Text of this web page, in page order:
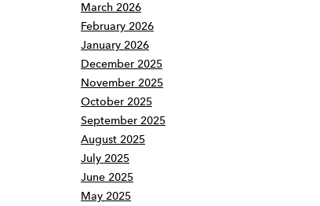
March 2026
February 2026
January 2026
December 2025
November 2025
October 2025
September 2025
August 2025
July 2025
June 2025
May 2025